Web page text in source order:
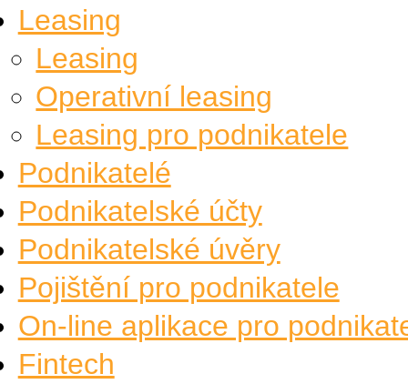
Leasing
Leasing
Operativní leasing
Leasing pro podnikatele
Podnikatelé
Podnikatelské účty
Podnikatelské úvěry
Pojištění pro podnikatele
On-line aplikace pro
Fintech